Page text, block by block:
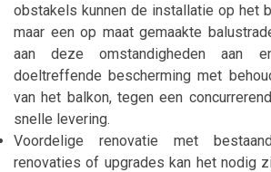
obstakels kunnen de installatie op het
maar een op maat gemaakte
aan deze omstandigheden aan
doeltreffende bescherming met
van het balkon, tegen een
snelle levering.
Voordelige renovatie met
renovaties of upgrades kan het nodig